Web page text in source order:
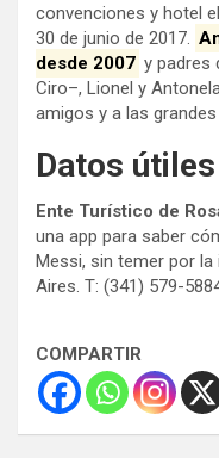
convenciones y hotel
30 de junio de 2017.
desde 2007 y padres
Ciro–, Lionel y
amigos y a las
Datos útiles
Ente Turístico de
una app para saber
Messi, sin temer por la
Aires. T: (341) 579-
COMPARTIR